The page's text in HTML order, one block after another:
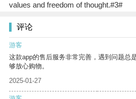
values and freedom of thought.#3#
评论
游客
这款app的售后服务非常完善，遇到问题总
够放心购物。
2025-01-27